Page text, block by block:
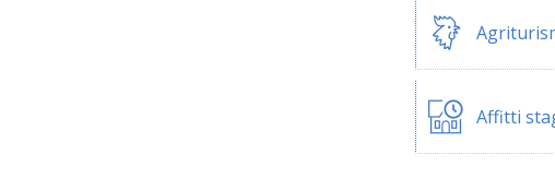
Affitti